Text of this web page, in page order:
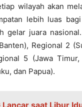
wilayah akan
lebih luas
gelar juara
Regional 2
5 (Jawa
dan Papua).